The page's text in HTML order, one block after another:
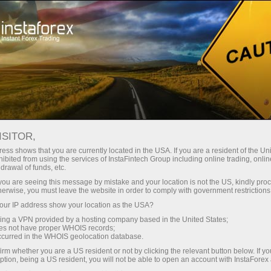
Трейдерам Форекс аналитика
Форекс ТВ
Форекс-ТВ: календарь
Календарь трейдера на 28 марта: В
тарифной игре Трампа победителей не
будет?
Открыть торговый счет
shows that you are currently located in the USA. If you are a resident of the
from using the services of InstaFintech Group including online trading,
of funds, etc.
are seeing this message by mistake and your location is not the US, kindly
you must leave the website in order to comply with government
IP address show your location as the USA?
a VPN provided by a hosting company based in the United States;
not have proper WHOIS records;
in the WHOIS geolocation database.
whether you are a US resident or not by clicking the relevant button below. If
being a US resident, you will not be able to open an account with InstaForex